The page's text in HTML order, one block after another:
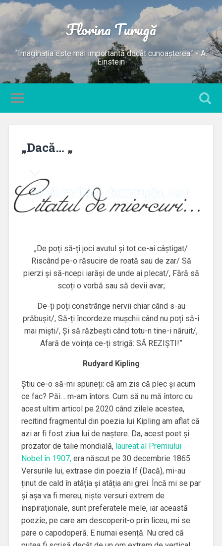
Florina Turugă
"Imaginația este mai importantă decât cunoașterea." - A.
Einstein
„Dacă… „
„De poți să-ți joci avutul și tot ce-ai câștigat/
Riscând pe-o răsucire de roată sau de zar/ Să
pierzi și să-ncepi iarăși de unde ai plecat/, Fără să
scoți o vorbă sau să devii avar;
De-ți poți constrânge nervii chiar când s-au
prăbușit/, Să-ți încordeze mușchii când nu poți să-i
mai miști/, Și să răzbești când totu-n tine-i năruit/,
Afară de voința ce-ți strigă: SĂ REZIȘTI!”
Rudyard Kipling
Știu ce-o să-mi spuneți: că am zis că plec și acum
ce fac? Păi… m-am întors. Cum să nu mă întorc cu
acest ultim articol pe 2020 când zilele acestea,
recitind fragmentul din poezia lui Kipling am aflat că
azi ar fi fost ziua lui de naștere. Da, acest poet și
prozator de talie mondială, laureat al Premiului
Nobel în 1907, era născut pe 30 decembrie 1865.
Versurile lui, extrase din poezia If (Dacă), mi-au
ținut de cald în atâția și atâția ani grei. Încă mi se par
și așa va fi mereu, niște versuri extrem de
inspiraționale, sunt preferatele mele, iar această
poezie, pe care am descoperit-o prin liceu, mi se
pare o capodoperă. E numai esență. Nu cred că